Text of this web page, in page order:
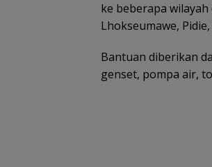
ke beberapa
Lhokseumawe,
Bantuan diberikan
genset, pompa air,